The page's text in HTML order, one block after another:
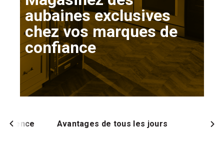
aubaines exclusives
chez vos marques de
confiance
Avantages de tous les jours